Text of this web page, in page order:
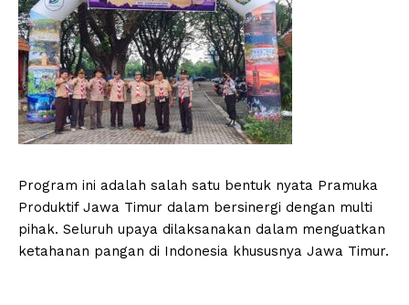
Program ini adalah salah satu bentuk nyata Pramuka
Produktif Jawa Timur dalam bersinergi dengan multi
pihak. Seluruh upaya dilaksanakan dalam menguatkan
ketahanan pangan di Indonesia khususnya Jawa Timur.